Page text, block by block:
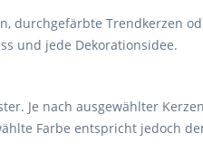
durchgefärbte Trendkerzen
und jede Dekorationsidee.
Je nach ausgewählter
Farbe entspricht jedoch